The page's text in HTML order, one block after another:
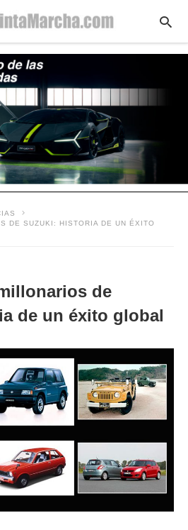
DE SUZUKI: HISTORIA DE UN ÉXITO
de
de un éxito global